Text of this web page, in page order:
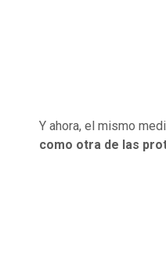
Y ahora, el mismo
como otra de las